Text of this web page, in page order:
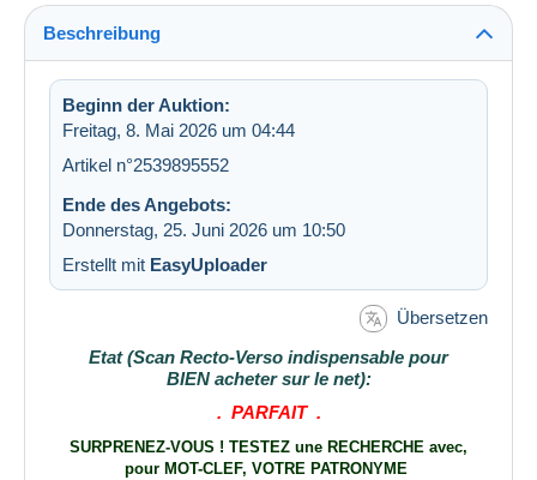
Beschreibung
Beginn der Auktion:
Freitag, 8. Mai 2026 um 04:44
Artikel n°2539895552
Ende des Angebots:
Donnerstag, 25. Juni 2026 um 10:50
Erstellt mit EasyUploader
Übersetzen
Etat (Scan Recto-Verso indispensable pour
BIEN acheter sur le net):
. PARFAIT .
SURPRENEZ-VOUS ! TESTEZ une RECHERCHE avec,
pour MOT-CLEF, VOTRE PATRONYME